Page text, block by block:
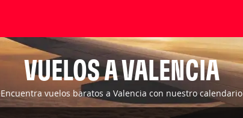
VUELOS A VALENCIA
Encuentra vuelos baratos a Valencia con nuestro calendario